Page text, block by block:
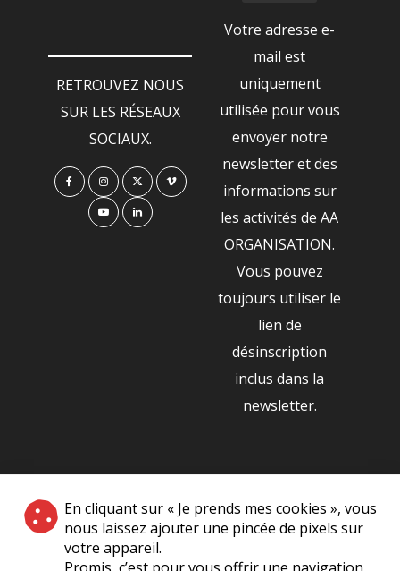
En cliquant sur « Je prends mes cookies », vous
nous laissez ajouter une pincée de pixels sur
votre appareil.
RETROUVEZ NOUS
SUR LES RÉSEAUX
SOCIAUX.
Votre adresse e-
mail est
uniquement
utilisée pour vous
envoyer notre
newsletter et des
informations sur
les activités de AA
ORGANISATION.
Vous pouvez
toujours utiliser le
lien de
désinscription
inclus dans la
newsletter.
NOS PARTENAIRES
|